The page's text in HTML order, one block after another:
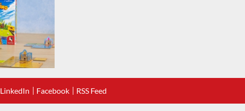
LinkedIn Facebook RSS Feed